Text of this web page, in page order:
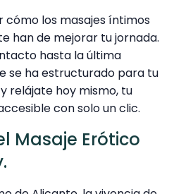
cómo los masajes íntimos
han de mejorar tu jornada.
hasta la última
se ha estructurado para tu
relájate hoy mismo, tu
con solo un clic.
Masaje Erótico